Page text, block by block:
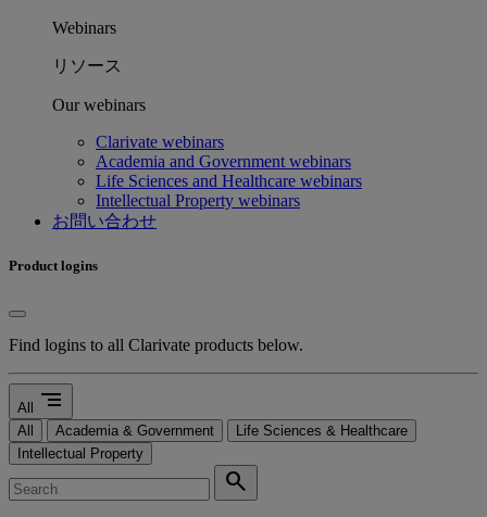
Webinars
リソース
Our webinars
Clarivate webinars
Academia and Government webinars
Life Sciences and Healthcare webinars
Intellectual Property webinars
お問い合わせ
Product logins
Find logins to all Clarivate products below.
All segment
All Academia & Government
Life Sciences & Healthcare
Intellectual Property
search